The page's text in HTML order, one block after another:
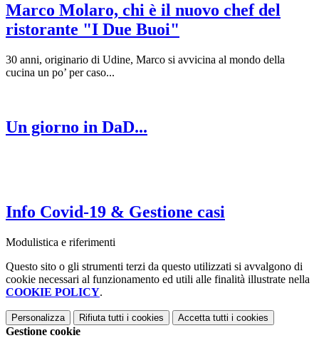
Marco Molaro, chi è il nuovo chef del
ristorante "I Due Buoi"
30 anni, originario di Udine, Marco si avvicina al mondo della
cucina un po’ per caso...
Un giorno in DaD...
Info Covid-19 & Gestione casi
Modulistica e riferimenti
Questo sito o gli strumenti terzi da questo utilizzati si avvalgono di
cookie necessari al funzionamento ed utili alle finalità illustrate nella
COOKIE POLICY.
Personalizza Rifiuta tutti i cookies Accetta tutti i cookies
Gestione cookie